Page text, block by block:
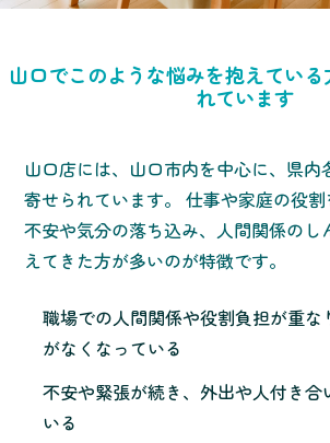
山口でこのような悩みを抱えてい
れています
山口店には、山口市内を中心に、県内
寄せられています。 仕事や家庭の役割
不安や気分の落ち込み、人間関係のし
えてきた方が多いのが特徴です。
職場での人間関係や役割負担が重
がなくなっている
不安や緊張が続き、外出や人付き合
いる